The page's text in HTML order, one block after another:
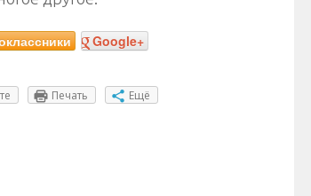
Google+
Печать Ещё